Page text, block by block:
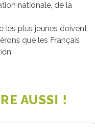
nationale, de la
les plus jeunes doivent
que les Français
AUSSI !